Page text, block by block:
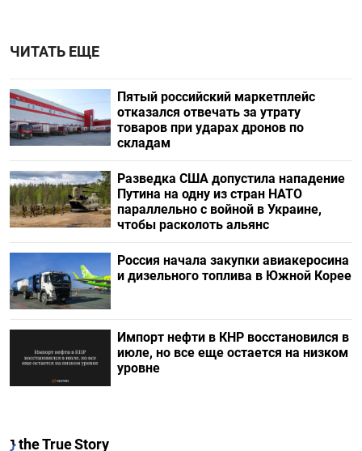
ЧИТАТЬ ЕЩЕ
Пятый российский маркетплейс
отказался отвечать за утрату
товаров при ударах дронов по
складам
Разведка США допустила нападение
Путина на одну из стран НАТО
параллельно с войной в Украине,
чтобы расколоть альянс
Россия начала закупки авиакеросина
и дизельного топлива в Южной Корее
Импорт нефти в КНР восстановился в
июле, но все еще остается на низком
уровне